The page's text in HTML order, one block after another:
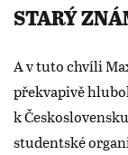
STARÝ
A v tuto chvíli
překvapivě
k
studentské